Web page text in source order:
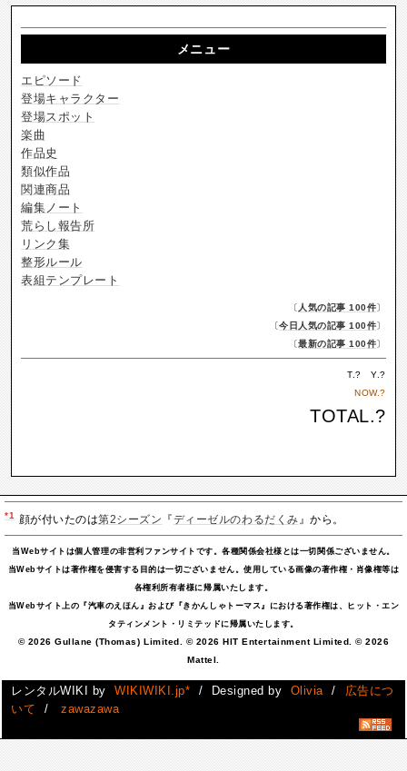
メニュー
エピソード
登場キャラクター
登場スポット
楽曲
作品史
類似作品
関連商品
編集ノート
荒らし報告所
リンク集
整形ルール
表組テンプレート
〔 人気の記事 100件〕
〔今日人気の記事 100件〕
〔最新の記事 100件〕
T.? Y.?
NOW.?
TOTAL.?
*1 顔が付いたのは第2シーズン 『ディーゼルのわるだくみ 』から。
当Webサイトは個人管理の非営利ファンサイトです。各種関係会社様とは一切関係ございません。
当Webサイトは著作権を侵害する目的は一切ございません。使用している画像の著作権・肖像権等は
各権利所有者様に帰属いたします。
当Webサイト上の『汽車のえほん』および『きかんしゃトーマス』における著作権は、ヒット・エン
タティンメント・リミテッドに帰属いたします。
© 2026 Gullane (Thomas) Limited. © 2026 HIT Entertainment Limited. © 2026
Mattel.
レンタルWIKI by WIKIWIKI.jp* / Designed by Olivia /
広告につ
いて
/ zawazawa